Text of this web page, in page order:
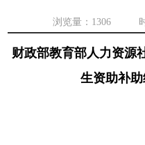
浏览量： 1306 时间
财政部教育部人力资源
生资助补